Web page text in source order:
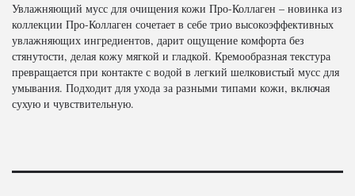
Увлажняющий мусс для очищения кожи Про-Коллаген – новинка из
коллекции Про-Коллаген сочетает в себе трио высокоэффективных
увлажняющих ингредиентов, дарит ощущение комфорта без
стянутости, делая кожу мягкой и гладкой. Кремообразная текстура
превращается при контакте с водой в легкий шелковистый мусс для
умывания. Подходит для ухода за разными типами кожи, включая
сухую и чувствительную.